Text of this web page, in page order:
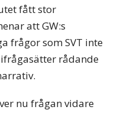
fått stor
att GW:s
frågor som SVT inte
rådande
nu frågan vidare